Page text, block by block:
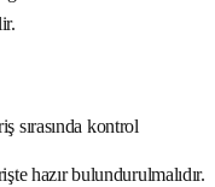
sırasında kontrol
hazır bulundurulmalıdır.